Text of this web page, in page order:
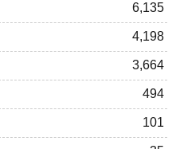
6,135
4,198
3,664
494
101